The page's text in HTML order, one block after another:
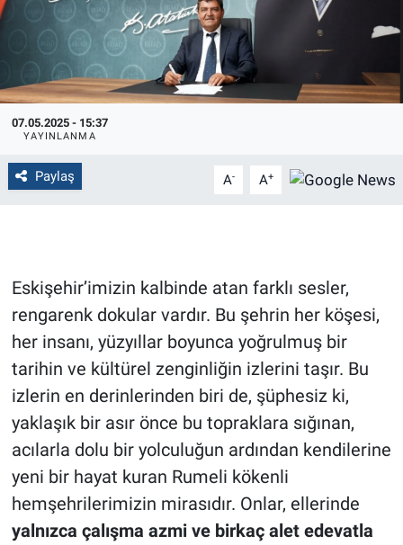
07.05.2025 - 15:37
YAYINLANMA
Paylaş A- A+
Eskişehir’imizin kalbinde atan farklı sesler,
rengarenk dokular vardır. Bu şehrin her köşesi,
her insanı, yüzyıllar boyunca yoğrulmuş bir
tarihin ve kültürel zenginliğin izlerini taşır. Bu
izlerin en derinlerinden biri de, şüphesiz ki,
yaklaşık bir asır önce bu topraklara sığınan,
acılarla dolu bir yolculuğun ardından kendilerine
yeni bir hayat kuran Rumeli kökenli
hemşehrilerimizin mirasıdır. Onlar, ellerinde
yalnızca çalışma azmi ve birkaç alet edevatla
Politika
Bilecik
Kütahya
Gezi
Yerel
Magazin
Bilim ve Teknoloji